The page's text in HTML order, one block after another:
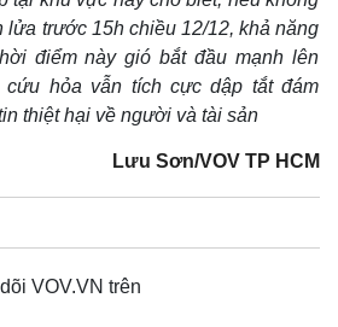
lửa trước 15h chiều 12/12, khả năng
điểm này gió bắt đầu mạnh lên
hỏa vẫn tích cực dập tắt đám
thiệt hại về người và tài sản
Lưu Sơn/VOV TP HCM
VOV.VN trên